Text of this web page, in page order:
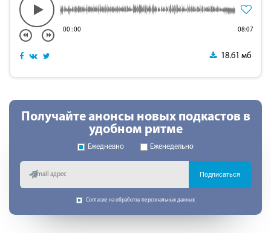
00:00 08:07
18.61 мб
Получайте анонсы новых подкастов в
удобном ритме
Ежедневно Еженедельно
Подписаться
Согласие на обработку персональных данных